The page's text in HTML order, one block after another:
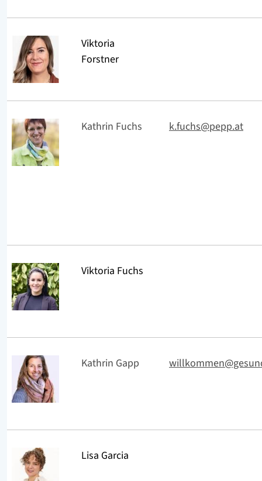
Viktoria
Forstner
Kathrin Fuchs k.fuchs@pepp.at
Viktoria Fuchs
Kathrin Gapp
Lisa Garcia